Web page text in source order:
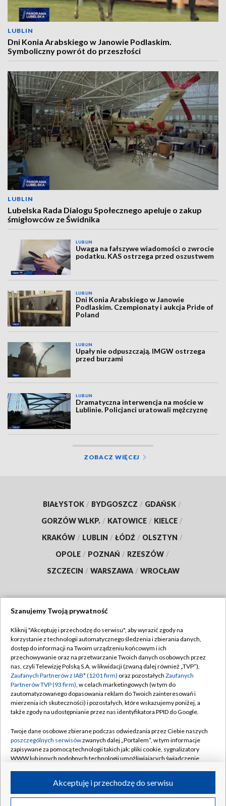
LUBLIN
Dni Konia Arabskiego w Janowie Podlaskim.
Symboliczny powrót do przeszłości
LUBLIN
Lubelska Rada Dialogu Społecznego apeluje o zakup
śmigłowców ze Świdnika
LUBLIN
Uwaga na fałszywe wiadomości o zwrocie
podatku. KAS ostrzega przed oszustwem
LUBLIN
Dni Konia Arabskiego w Janowie
Podlaskim. Czempionaty i aukcja Pride of
Poland
LUBLIN
Upały nie odpuszczają. IMGW ostrzega
przed burzami
LUBLIN
Dramatyczna interwencja na moście w
Lublinie. Policjanci uratowali mężczyznę
ZOBACZ WIĘCEJ
BIAŁYSTOK / BYDGOSZCZ / GDAŃSK /
GORZÓW WLKP. / KATOWICE / KIELCE /
KRAKÓW / LUBLIN / ŁÓDŹ / OLSZTYN /
OPOLE / POZNAŃ / RZESZÓW /
SZCZECIN / WARSZAWA / WROCŁAW
TVP
Abonament TVP
Emisja w TVP
Centrum informacji TVP
Naziemna Telewizja Cyfrowa
Rada Programowa
System NOS
Informacje o nadawcy
Program dla prasy
Regulamin TVP
Polityka prywatności
Moje zgody
Pomoc
Kontakt
Kanały
©2026 Telewizja Polska S.A. w likwidacji
Szanujemy Twoją prywatność
Kliknij "Akceptuję i przechodzę do serwisu", aby wyrazić zgody na
korzystanie z technologii automatycznego śledzenia i zbierania danych,
dostęp do informacji na Twoim urządzeniu końcowym i ich
przechowywanie oraz na przetwarzanie Twoich danych osobowych przez
nas, czyli Telewizję Polską S.A. w likwidacji (zwaną dalej również „TVP”),
Zaufanych Partnerów z IAB* (1201 firm) oraz pozostałych Zaufanych
Partnerów TVP (93 firm), w celach marketingowych (w tym do
zautomatyzowanego dopasowania reklam do Twoich zainteresowań i
mierzenia ich skuteczności) i pozostałych, które wskazujemy poniżej, a
także zgody na udostępnianie przez nas identyfikatora PPID do Google.
Twoje dane osobowe zbierane podczas odwiedzania przez Ciebie naszych
poszczególnych serwisówzwanych dalej „Portalem”, w tym informacje
zapisywane za pomocą technologii takich jak: pliki cookie, sygnalizatory
WWW lub innych podobnych technologii umożliwiających świadczenie
ruchu w Internecie.Akceptuję i przechodzę do serwisu